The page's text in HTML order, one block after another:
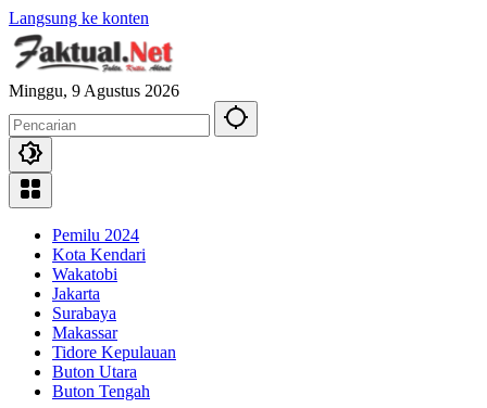
Langsung ke konten
Minggu, 9 Agustus 2026
Pemilu 2024
Kota Kendari
Wakatobi
Jakarta
Surabaya
Makassar
Tidore Kepulauan
Buton Utara
Buton Tengah